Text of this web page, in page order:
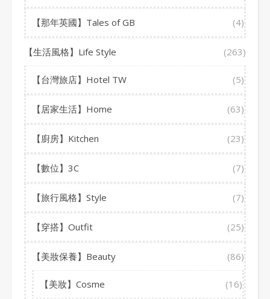
【那年英國】Tales of GB (4)
【生活風格】Life Style (263)
【台灣旅店】Hotel TW (5)
【居家生活】Home (63)
【廚房】Kitchen (23)
【數位】3C (7)
【旅行風格】Style (7)
【穿搭】Outfit (25)
【美妝保養】Beauty (86)
【美妝】Cosme (16)